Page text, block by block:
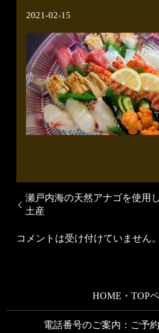
2021-02-15
瀬戸内海の天然アナゴを使用
土産
コメントは受け付けていません。
HOME・TOP
電話番号のご案内：ご予